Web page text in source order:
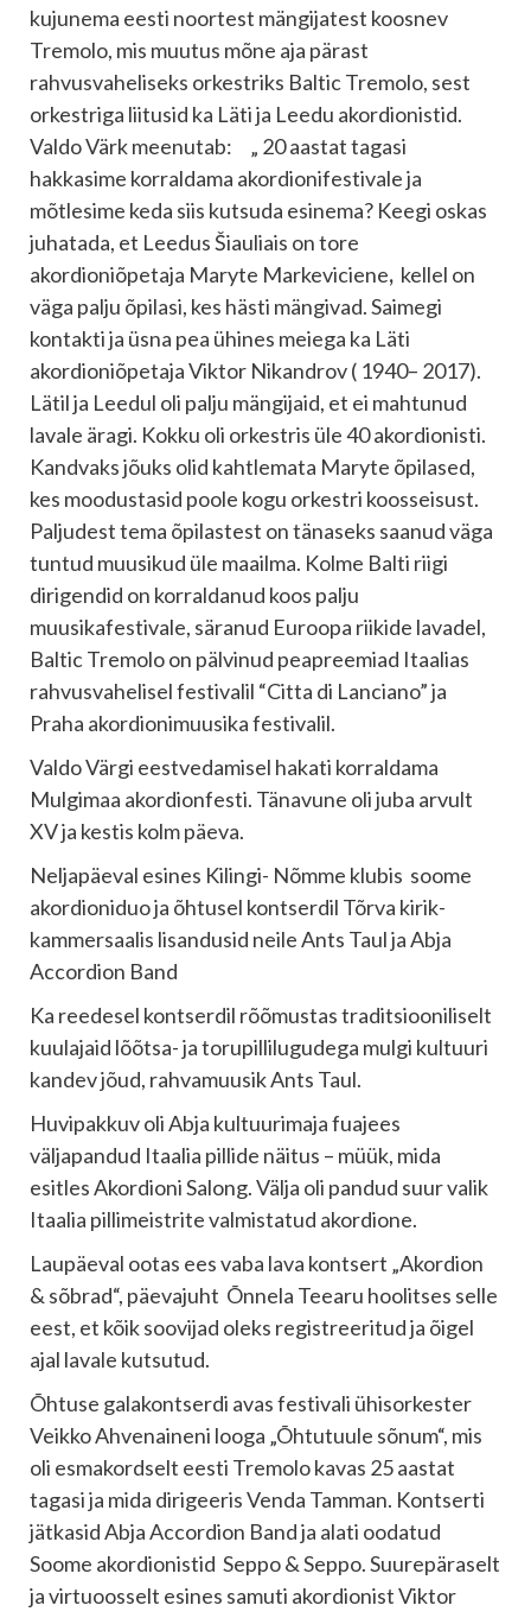
kujunema eesti noortest mängijatest koosnev
Tremolo, mis muutus mõne aja pärast
rahvusvaheliseks orkestriks Baltic Tremolo, sest
orkestriga liitusid ka Läti ja Leedu akordionistid.
Valdo Värk meenutab: „ 20 aastat tagasi
hakkasime korraldama akordionifestivale ja
mõtlesime keda siis kutsuda esinema? Keegi oskas
juhatada, et Leedus Šiauliais on tore
akordioniõpetaja Maryte Markeviciene, kellel on
väga palju õpilasi, kes hästi mängivad. Saimegi
kontakti ja üsna pea ühines meiega ka Läti
akordioniõpetaja Viktor Nikandrov ( 1940– 2017).
Lätil ja Leedul oli palju mängijaid, et ei mahtunud
lavale äragi. Kokku oli orkestris üle 40 akordionisti.
Kandvaks jõuks olid kahtlemata Maryte õpilased,
kes moodustasid poole kogu orkestri koosseisust.
Paljudest tema õpilastest on tänaseks saanud väga
tuntud muusikud üle maailma. Kolme Balti riigi
dirigendid on korraldanud koos palju
muusikafestivale, säranud Euroopa riikide lavadel,
Baltic Tremolo on pälvinud peapreemiad Itaalias
rahvusvahelisel festivalil “Citta di Lanciano” ja
Praha akordionimuusika festivalil.
Valdo Värgi eestvedamisel hakati korraldama
Mulgimaa akordionfesti. Tänavune oli juba arvult
XV ja kestis kolm päeva.
Neljapäeval esines Kilingi- Nõmme klubis soome
akordioniduo ja õhtusel kontserdil Tõrva kirik-
kammersaalis lisandusid neile Ants Taul ja Abja
Accordion Band
Ka reedesel kontserdil rõõmustas traditsiooniliselt
kuulajaid lõõtsa- ja torupillilugudega mulgi kultuuri
kandev jõud, rahvamuusik Ants Taul.
Huvipakkuv oli Abja kultuurimaja fuajees
väljapandud Itaalia pillide näitus – müük, mida
esitles Akordioni Salong. Välja oli pandud suur valik
Itaalia pillimeistrite valmistatud akordione.
Laupäeval ootas ees vaba lava kontsert „Akordion
& sõbrad“, päevajuht Õnnela Teearu hoolitses selle
eest, et kõik soovijad oleks registreeritud ja õigel
ajal lavale kutsutud.
Õhtuse galakontserdi avas festivali ühisorkester
Veikko Ahvenaineni looga „Õhtutuule sõnum“, mis
oli esmakordselt eesti Tremolo kavas 25 aastat
tagasi ja mida dirigeeris Venda Tamman. Kontserti
jätkasid Abja Accordion Band ja alati oodatud
Soome akordionistid Seppo & Seppo. Suurepäraselt
ja virtuoosselt esines samuti akordionist Viktor